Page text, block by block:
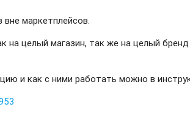
маркетплейсов.
на целый магазин, так же на целый бренд
и как с ними работать можно в